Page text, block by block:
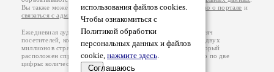
использования файлов cookies.
Чтобы ознакомиться с
Политикой обработки
персональных данных и файлов
cookie, нажмите здесь.
Соглашаюсь
Вы также можете посмотреть более подробнуюинформацию о портале и
связаться с администрацией
Ежедневная аудитория портала Стихи.ру – порядка 200 тысяч
посетителей, которые в общей сумме просматривают более двух
миллионов страниц по данным счетчика посещаемости, который
расположен справа от этого текста. В каждой графе указано по две
цифры: количество просмотров и количество посетителей.